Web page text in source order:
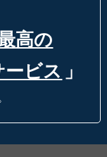
高の
ビス 」